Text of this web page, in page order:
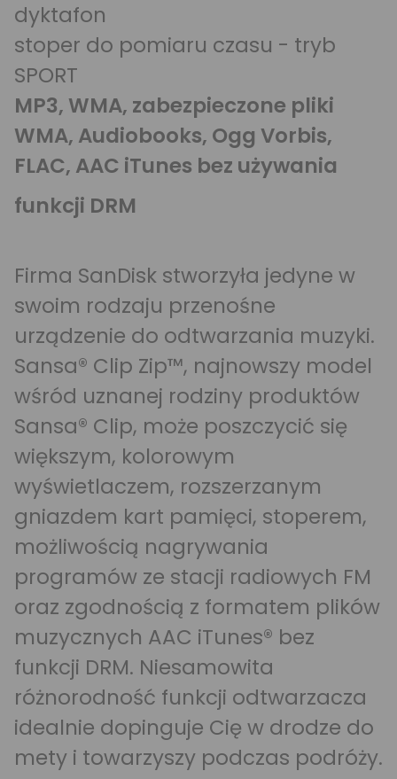
dyktafon
stoper do pomiaru czasu - tryb
SPORT
MP3, WMA, zabezpieczone pliki
WMA, Audiobooks, Ogg Vorbis,
FLAC, AAC iTunes bez używania
funkcji DRM
Firma SanDisk stworzyła jedyne w
swoim rodzaju przenośne
urządzenie do odtwarzania muzyki.
Sansa® Clip Zip™, najnowszy model
wśród uznanej rodziny produktów
Sansa® Clip, może poszczycić się
większym, kolorowym
wyświetlaczem, rozszerzanym
gniazdem kart pamięci, stoperem,
możliwością nagrywania
programów ze stacji radiowych FM
oraz zgodnością z formatem plików
muzycznych AAC iTunes® bez
funkcji DRM. Niesamowita
różnorodność funkcji odtwarzacza
idealnie dopinguje Cię w drodze do
mety i towarzyszy podczas podróży.